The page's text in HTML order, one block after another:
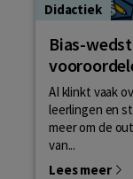
Didactiek
Bias-
AI klinkt vaak
leerlingen en
meer om de
van...
Lees meer